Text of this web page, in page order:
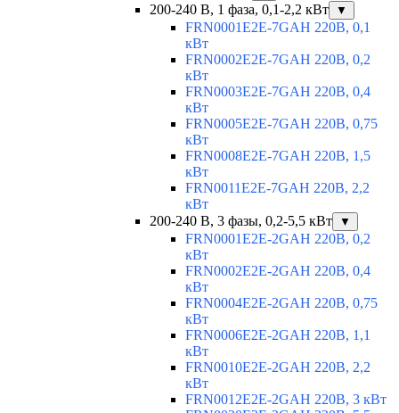
200-240 В, 1 фаза, 0,1-2,2 кВт ▼
FRN0001E2E-7GAH 220В, 0,1
кВт
FRN0002E2E-7GAH 220В, 0,2
кВт
FRN0003E2E-7GAH 220В, 0,4
кВт
FRN0005E2E-7GAH 220В, 0,75
кВт
FRN0008E2E-7GAH 220В, 1,5
кВт
FRN0011E2E-7GAH 220В, 2,2
кВт
200-240 В, 3 фазы, 0,2-5,5 кВт
▼
FRN0001E2E-2GAH 220В, 0,2
кВт
FRN0002E2E-2GAH 220В, 0,4
кВт
FRN0004E2E-2GAH 220В, 0,75
кВт
FRN0006E2E-2GAH 220В, 1,1
кВт
FRN0010E2E-2GAH 220В, 2,2
кВт
FRN0012E2E-2GAH 220В, 3 кВт